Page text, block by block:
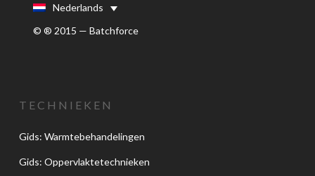
Nederlands
© ® 2015 — Batchforce
TECHNIEKEN
Gids: Warmtebehandelingen
Gids: Oppervlaktetechnieken